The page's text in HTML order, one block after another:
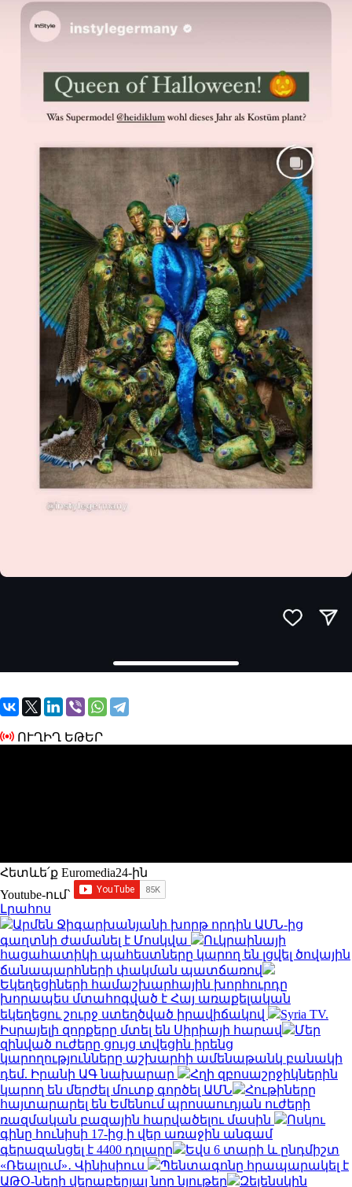
ՈՒՂԻՂ ԵԹԵՐ
Հետևե՛ք Euromedia24-ին
Youtube-ում`
Լրահոս
Արմեն Ջիգարխանյանի խորթ որդին ԱՄՆ-ից
գաղտնի ժամանել է Մոսկվա
Ուկրաինայի
հացահատիկի պահեստները կարող են լցվել ծովային
ճանապարհների փակման պատճառով
Եկեղեցիների համաշխարհային խորհուրդը
խորապես մտահոգված է Հայ առաքելական
եկեղեցու շուրջ ստեղծված իրավիճակով
Syria TV.
Իսրայելի զորքերը մտել են Սիրիայի հարավ
Մեր
զինված ուժերը ցույց տվեցին իրենց
կարողությունները աշխարհի ամենաթանկ բանակի
դեմ. Իրանի ԱԳ նախարար
Հղի զբոսաշրջիկներին
կարող են մերժել մուտք գործել ԱՄՆ
Հութիները
հայտարարել են Եմենում պրոսաուդյան ուժերի
ռազմական բազային հարվածելու մասին
Ոսկու
գինը հունիսի 17-ից ի վեր առաջին անգամ
գերազանցել է 4400 դոլարը
Եվս 6 տարի և ընդմիշտ
«Ռեալում»․ Վինիսիուս
Պենտագոնը հրապարակել է
ԱԹՕ-ների վերաբերյալ նոր նյութեր
Զելենսկին